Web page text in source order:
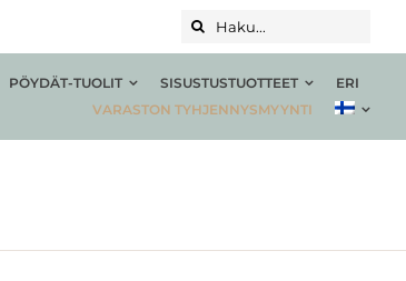
Haku...
PÖYDÄT-TUOLIT SISUSTUSTUOTTEET
ERI
VARASTON TYHJENNYSMYYNTI